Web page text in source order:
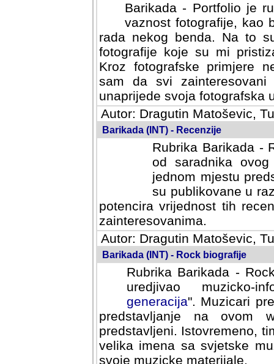
Barikada - Portfolio je
vaznost fotografije, kao
rada nekog benda. Na to
fotografije koje su mi
fotografske primjere
svi zainteresovani
svoja fotografska umijeca.
Autor: Dragutin Matoševic,
Barikada (INT) - Recenzije
Rubrika Barikada -
od saradnika
jednom mjestu
su publikovane u
potencira vrijednost tih
zainteresovanima.
Autor: Dragutin Matoševic,
Barikada (INT) - Rock biografije
Rubrika Barikada -
uredjivao muzicko-
Muzicari predstavljeni u
na ovom web portalu
Istovremeno, tim nacinom
sa svjetske muzicke scene
materijale.